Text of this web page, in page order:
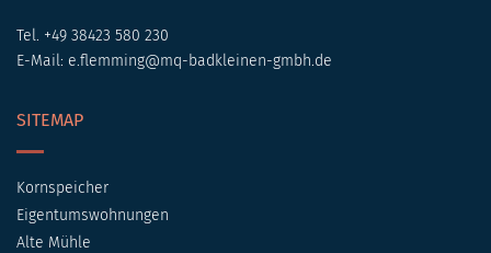
Tel. +49 38423 580 230
E-Mail: e.flemming@mq-badkleinen-gmbh.de
SITEMAP
Kornspeicher
Eigentumswohnungen
Alte Mühle